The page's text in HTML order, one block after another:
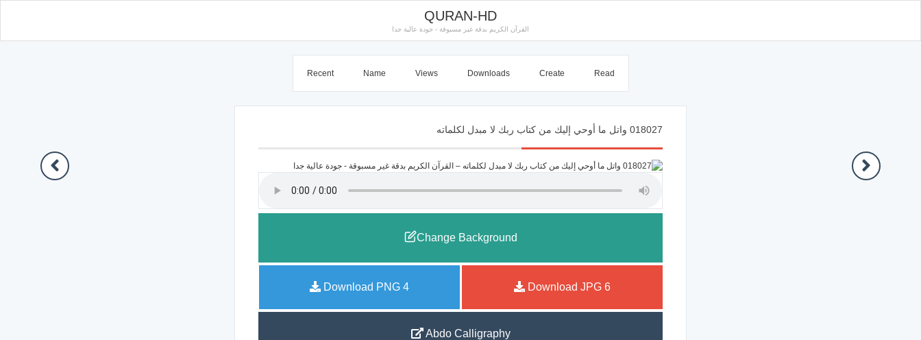
QURAN-HD
القرآن الكريم بدقة غير مسبوقة - جودة عالية جدا
Recent Name Views Downloads Create Read
018027 واتل ما أوحي إليك من كتاب ربك لا مبدل لكلماته
Change Background
Download JPG 6
Download PNG 4
Abdo Calligraphy